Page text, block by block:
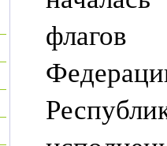
флагов